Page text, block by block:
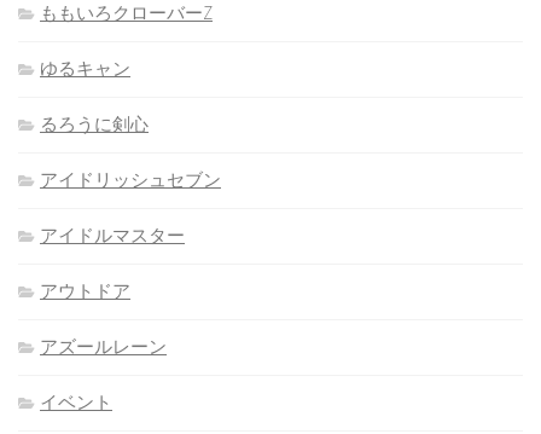
ももいろクローバーZ
ゆるキャン
るろうに剣心
アイドリッシュセブン
アイドルマスター
アウトドア
アズールレーン
イベント